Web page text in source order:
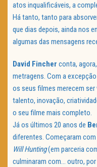
atos inqualificáveis, a
Há tanto, tanto para
que dias depois, ainda nos
algumas das mensagens
David Fincher conta,
metragens. Com a
os seus filmes merecem
talento, inovação,
o seu filme mais completo.
Já os últimos 20 anos de
diferentes. Começaram com
Will Hunting(em parceria
culminaram com… outro, por